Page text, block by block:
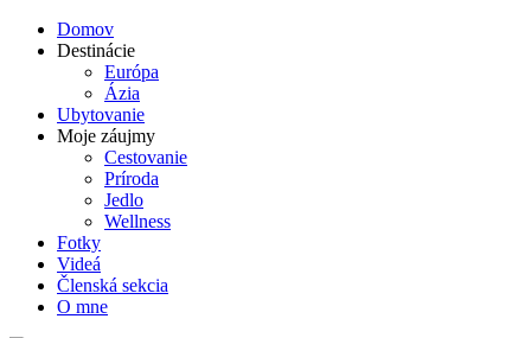
Domov
Destinácie
Európa
Ázia
Ubytovanie
Moje záujmy
Cestovanie
Príroda
Jedlo
Wellness
Fotky
Videá
Členská sekcia
O mne